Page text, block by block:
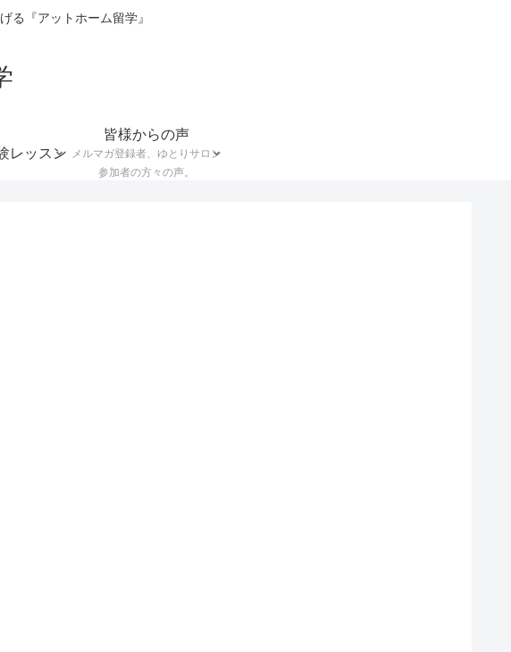
る『アットホーム留学』
レッスン
皆様からの声
メルマガ登録者、ゆとりサロン
参加者の方々の声。